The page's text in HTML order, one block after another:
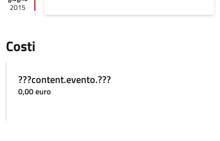
2015
Costi
???content.evento.???
0,00 euro